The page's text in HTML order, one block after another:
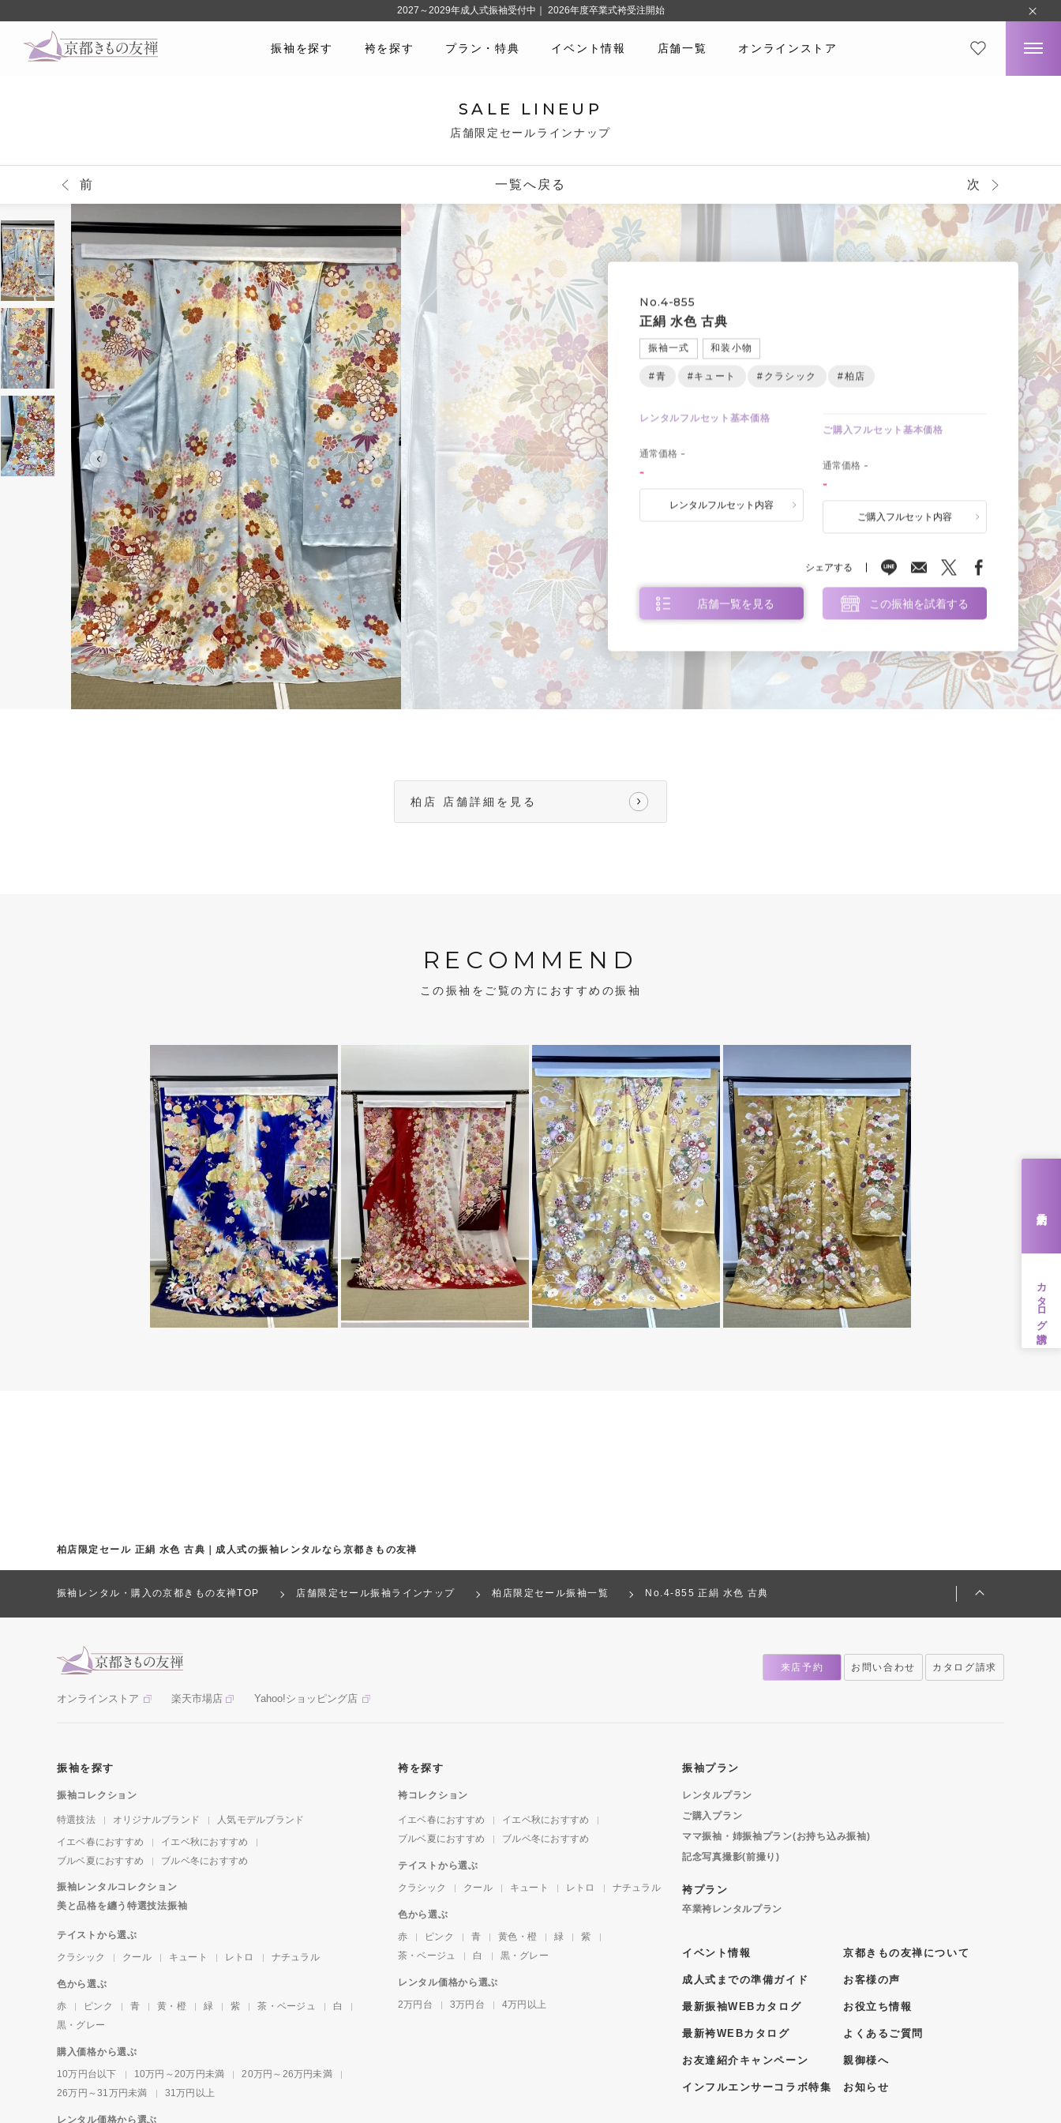
振袖を探す 袴を探す プラン・特典 イベント情報 店舗一覧 オンラインストア
SALE LINEUP
店舗限定セールラインナップ
前 一覧へ戻る 次
No.4-855
正絹 水色 古典
振袖一式 和装小物
#青 #キュート #クラシック #柏店
レンタルフルセット基本価格
通常価格 -
-
レンタルフルセット内容
ご購入フルセット基本価格
通常価格 -
-
ご購入フルセット内容
シェアする
店舗一覧を見る この振袖を試着する
柏店 店舗詳細を見る
RECOMMEND
この振袖をご覧の方におすすめの振袖
柏店限定セール 正絹 水色 古典｜成人式の振袖レンタルなら京都きもの友禅
振袖レンタル・購入の京都きもの友禅TOP 店舗限定セール振袖ラインナップ 柏店限定セール振袖一覧 No.4-855 正絹 水色 古典
カタログ請求
オンラインストア 楽天市場店 Yahoo!ショッピング店
来店予約 お問い合わせ カタログ請求
振袖を探す
振袖コレクション
特選技法 オリジナルブランド
人気モデルブランド
イエベ春におすすめ
イエベ秋におすすめ
ブルベ夏におすすめ
ブルベ冬におすすめ
振袖レンタルコレクション
美と品格を纏う特選技法振袖
テイストから選ぶ
クラシック
クール キュート レトロ ナチュラル
色から選ぶ
赤
ピンク 青 黄・橙 緑 紫 茶・ベージュ
白
黒・グレー
購入価格から選ぶ
10万円台以下
10万円～20万円未満
20万円～26万円未満
26万円～31万円未満
31万円以上
レンタル価格から選ぶ
袴を探す
袴コレクション
イエベ春におすすめ
イエベ秋におすすめ
ブルベ夏におすすめ
ブルベ冬におすすめ
テイストから選ぶ
クラシック
クール キュート レトロ ナチュラル
色から選ぶ
赤
ピンク 青 黄色・橙 緑
紫
茶・ベージュ
白 黒・グレー
レンタル価格から選ぶ
2万円台
3万円台 4万円以上
振袖プラン
レンタルプラン
ご購入プラン
ママ振袖・姉振袖プラン(お持ち込み振袖)
記念写真撮影(前撮り)
袴プラン
卒業袴レンタルプラン
イベント情報
成人式までの準備ガイド
最新振袖WEBカタログ
最新袴WEBカタログ
お友達紹介キャンペーン
インフルエンサーコラボ特集
京都きもの友禅について
お客様の声
お役立ち情報
よくあるご質問
親御様へ
お知らせ
2027～2029年成人式振袖受付中｜ 2026年度卒業式袴受注開始